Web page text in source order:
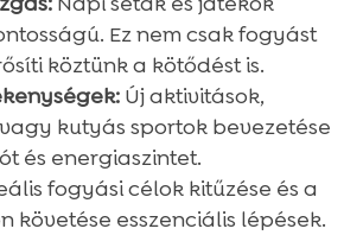
Ez nem csak fogyást
köztünk a kötődést is.
Új aktivitások,
kutyás sportok bevezetése
és energiaszintet.
fogyási célok kitűzése és a
követése esszenciális lépések.